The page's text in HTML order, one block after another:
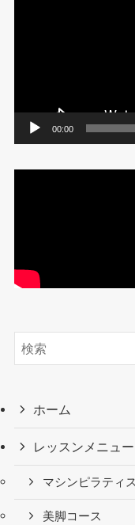
00:00
ホーム
レッスンメニュー
マシンピラティ
美脚コース